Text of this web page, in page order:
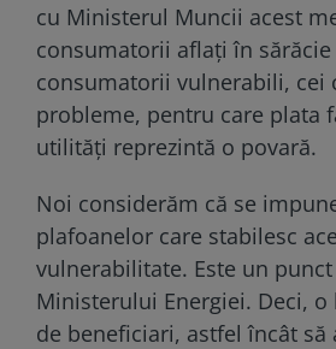
cu Ministerul Muncii acest
consumatorii aflați în sărăcie
consumatorii vulnerabili, cei
probleme, pentru care plata
utilități reprezintă o povară.
Noi considerăm că se
plafoanelor care stabilesc
vulnerabilitate. Este un
Ministerului Energiei. Deci, o
de beneficiari, astfel încât să